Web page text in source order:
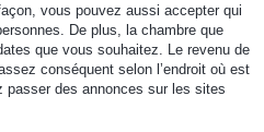
vous pouvez aussi accepter qui
De plus, la chambre que
que vous souhaitez. Le revenu de
conséquent selon l’endroit où est
passer des annonces sur les sites